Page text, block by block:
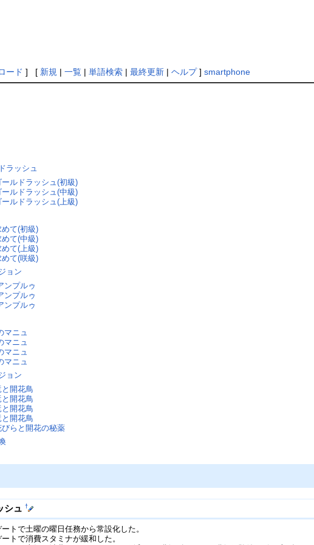
ード ] [ 新規 | 一覧| 単語検索| 最終更新| ヘルプ] smartphone
ラッシュ
ルドラッシュ(初級)
ルドラッシュ(中級)
ルドラッシュ(上級)
て(初級)
て(中級)
て(上級)
て(咲級)
ョン
ンプルゥ
ンプルゥ
ンプルゥ
マニュ
マニュ
マニュ
マニュ
ョン
開花鳥
開花鳥
開花鳥
開花鳥
らと開花の秘薬
シュ †
トで土曜の曜日任務から常設化した。
トで消費スタミナが緩和した。